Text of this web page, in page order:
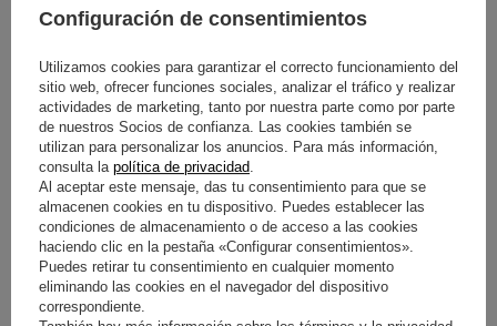
Presenta un acabado en color azul real con detalles en negro
y blanco, logrando una estética deportiva y aerodinámica.
Las charreteras en los hombros están reforzadas para
facilitar la extracción del piloto en caso de emergencia,
cumpliendo con los estándares de seguridad más exigentes
del automovilismo infantil.
Configuración de consentimientos
Utilizamos cookies para garantizar el correcto funcionamiento del
sitio web, ofrecer funciones sociales, analizar el tráfico y realizar
actividades de marketing, tanto por nuestra parte como por parte
de nuestros Socios de confianza. Las cookies también se
utilizan para personalizar los anuncios. Para más información,
consulta la política de privacidad.
Al aceptar este mensaje, das tu consentimiento para que se
almacenen cookies en tu dispositivo. Puedes establecer las
condiciones de almacenamiento o de acceso a las cookies
haciendo clic en la pestaña «Configurar consentimientos».
Puedes retirar tu consentimiento en cualquier momento
eliminando las cookies en el navegador del dispositivo
correspondiente.